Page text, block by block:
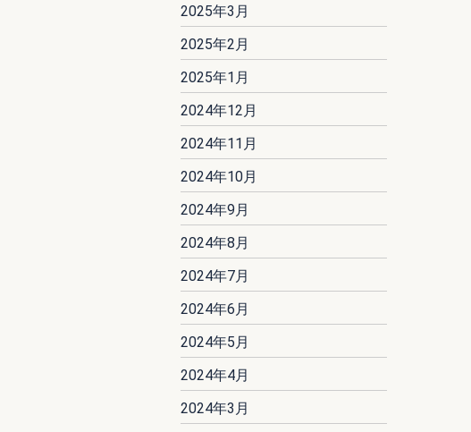
2025年3月
2025年2月
2025年1月
2024年12月
2024年11月
2024年10月
2024年9月
2024年8月
2024年7月
2024年6月
2024年5月
2024年4月
2024年3月